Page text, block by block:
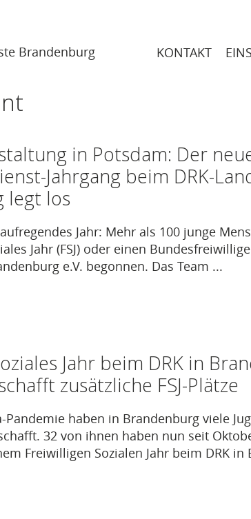
Brandenburg
KONTAKT
FSJ UND BFD BFD 27PLUS FÜR
in Potsdam: Der
Jahrgang beim DRK-
legt los
Jahr: Mehr als 100 junge
Jahr (FSJ) oder einen
e.V. begonnen. Das Team ...
Jahr beim DRK in
zusätzliche FSJ-Plätze
Pandemie haben in Brandenburg viele
32 von ihnen haben nun seit
Freiwilligen Sozialen Jahr beim DRK in